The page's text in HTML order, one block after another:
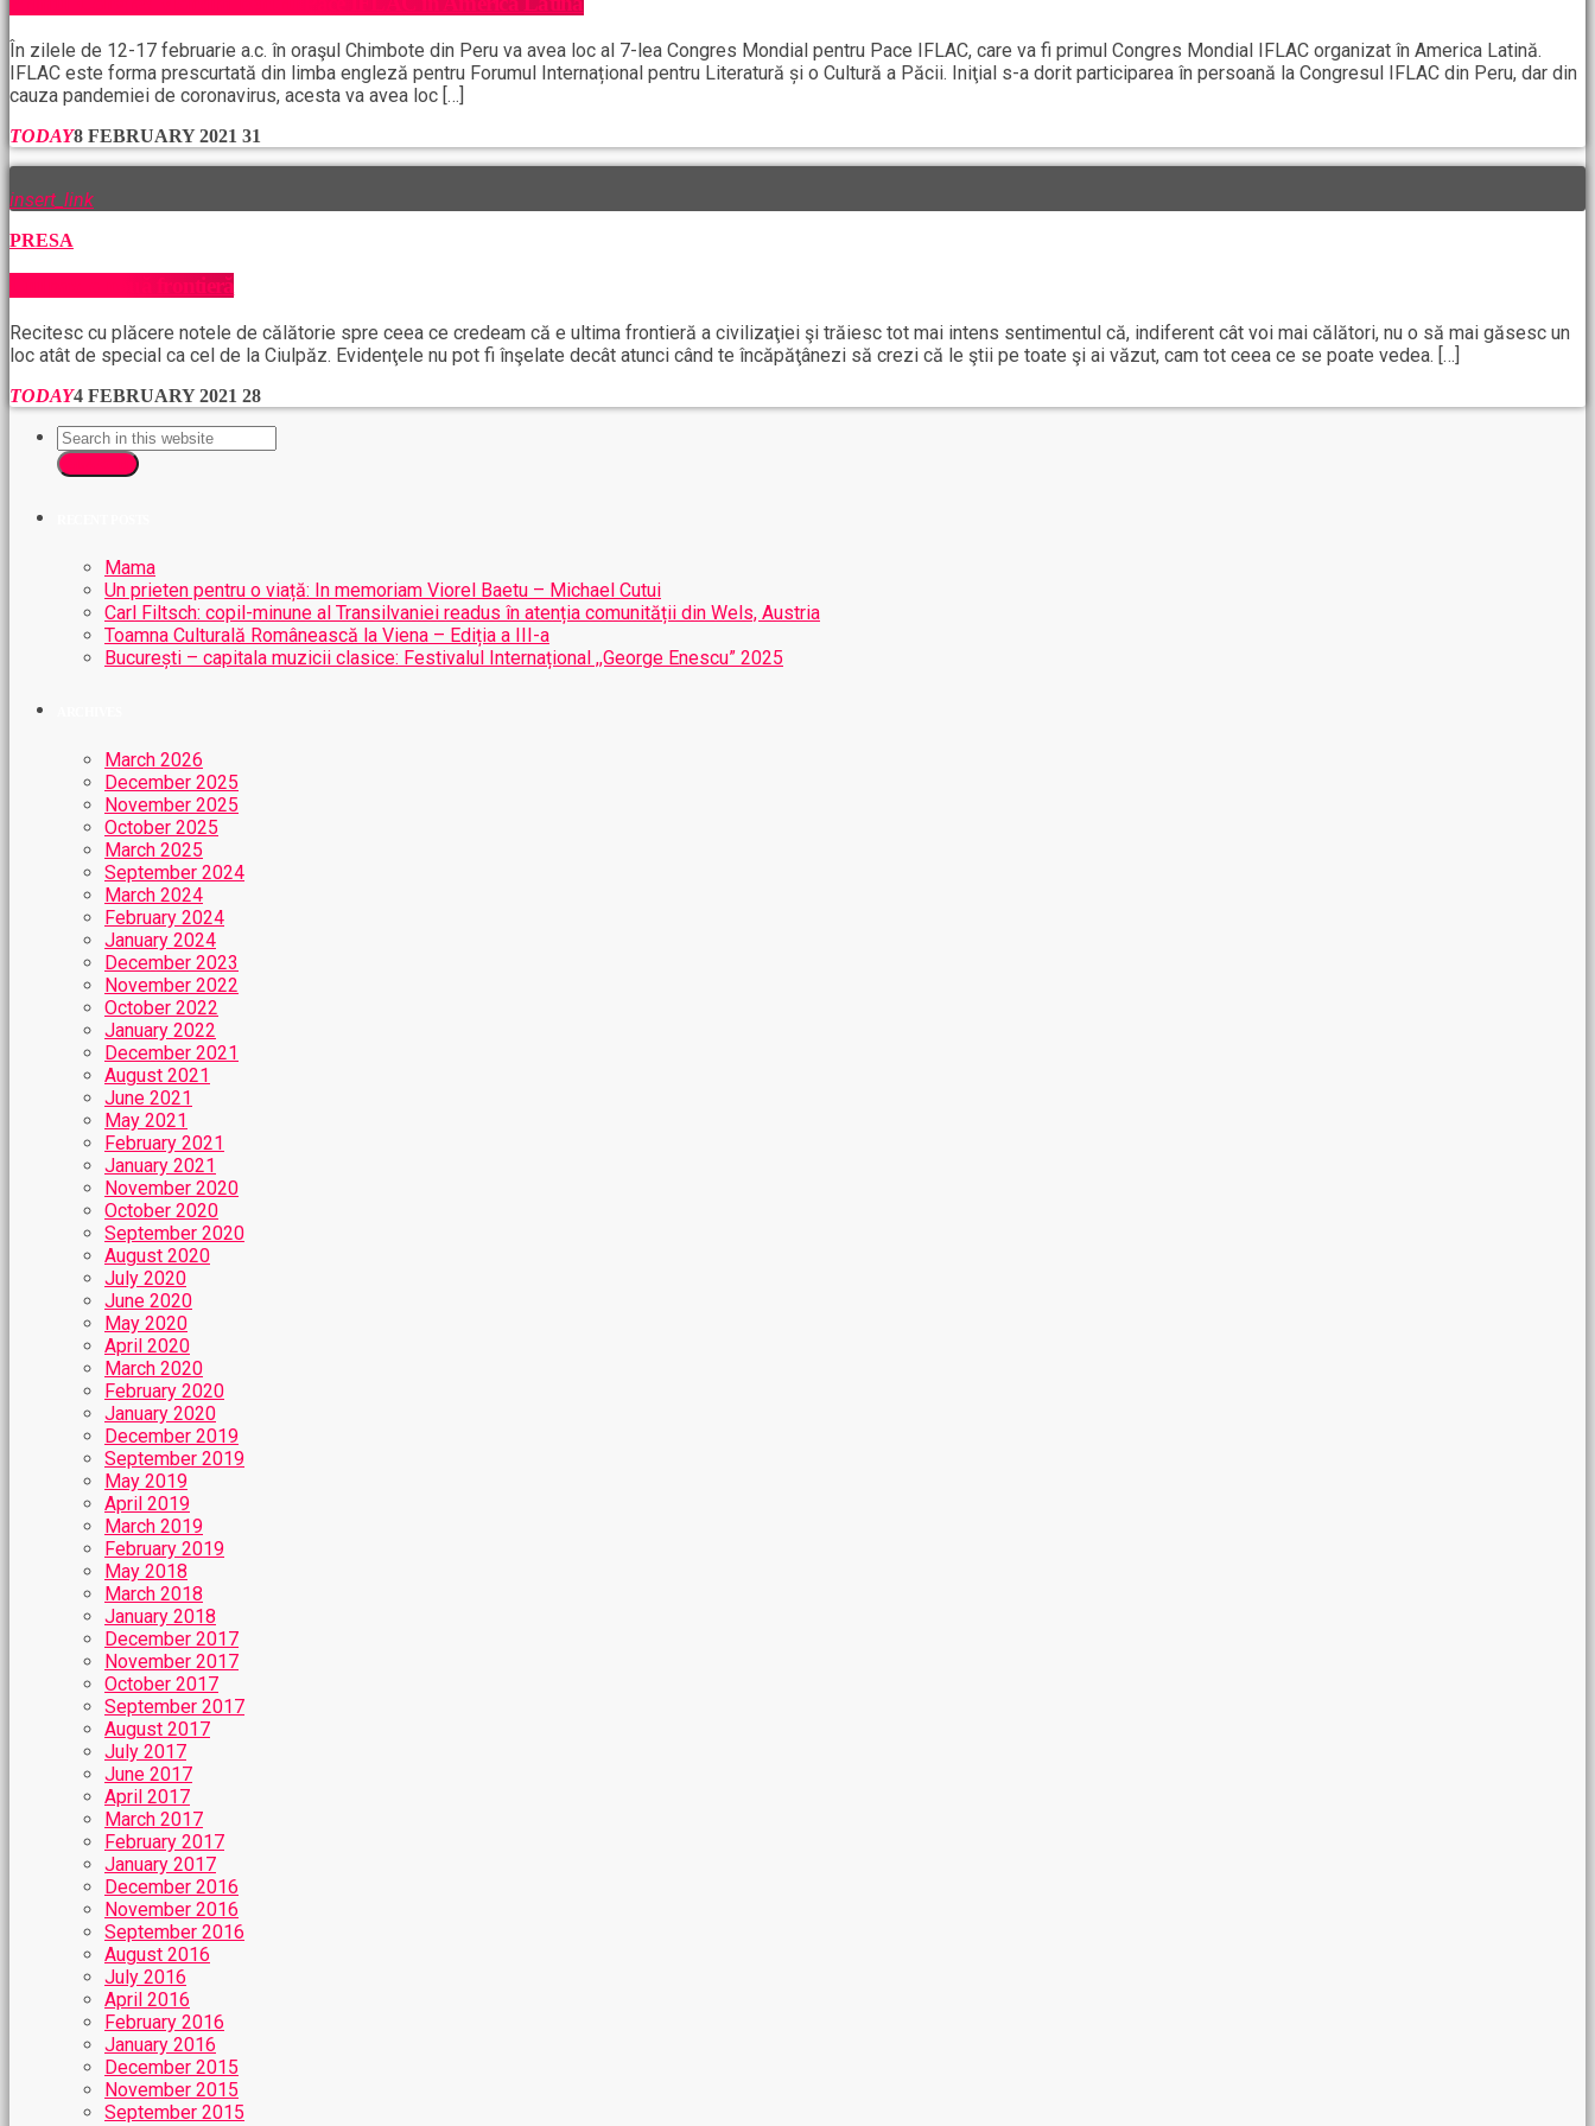
În zilele de 12-17 februarie a.c. în oraşul Chimbote din Peru va avea loc al 7-lea Congres Mondial pentru Pace IFLAC, care va fi primul Congres Mondial IFLAC organizat în America Latină.
IFLAC este forma prescurtată din limba engleză pentru Forumul Internațional pentru Literatură și o Cultură a Păcii. Iniţial s-a dorit participarea în persoană la Congresul IFLAC din Peru, dar din
cauza pandemiei de coronavirus, acesta va avea loc […]
TODAY8 FEBRUARY 2021 31
insert_link
PRESA
Ciulpăz, o nouă frontieră
Recitesc cu plăcere notele de călătorie spre ceea ce credeam că e ultima frontieră a civilizaţiei şi trăiesc tot mai intens sentimentul că, indiferent cât voi mai călători, nu o să mai găsesc un
loc atât de special ca cel de la Ciulpăz. Evidenţele nu pot fi înşelate decât atunci când te încăpăţânezi să crezi că le ştii pe toate şi ai văzut, cam tot ceea ce se poate vedea. […]
TODAY4 FEBRUARY 2021 28
Mama
Un prieten pentru o viață: In memoriam Viorel Baetu – Michael Cutui
Carl Filtsch: copil-minune al Transilvaniei readus în atenția comunității din Wels, Austria
Toamna Culturală Românească la Viena – Ediția a III-a
București – capitala muzicii clasice: Festivalul Internațional ,,George Enescu” 2025
March 2026
December 2025
November 2025
October 2025
March 2025
September 2024
March 2024
February 2024
January 2024
December 2023
November 2022
October 2022
January 2022
December 2021
August 2021
June 2021
May 2021
February 2021
January 2021
November 2020
October 2020
September 2020
August 2020
July 2020
June 2020
May 2020
April 2020
March 2020
February 2020
January 2020
December 2019
September 2019
May 2019
April 2019
March 2019
February 2019
May 2018
March 2018
January 2018
December 2017
November 2017
October 2017
September 2017
August 2017
July 2017
June 2017
April 2017
March 2017
February 2017
January 2017
December 2016
November 2016
September 2016
August 2016
July 2016
April 2016
February 2016
January 2016
December 2015
November 2015
September 2015